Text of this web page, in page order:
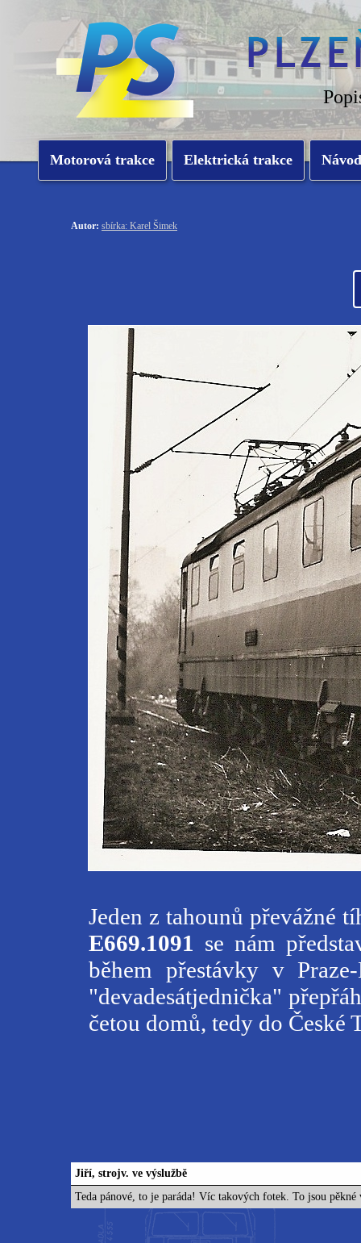
Motorová trakce Elektrická trakce
Autor: sbírka: Karel Šimek
Jeden z tahounů převážné
E669.1091 se nám
během přestávky v
"devadesátjednička"
četou domů, tedy do České
Jiří, strojv. ve výslužbě
Teda pánové, to je paráda! Víc takových fotek. To jsou